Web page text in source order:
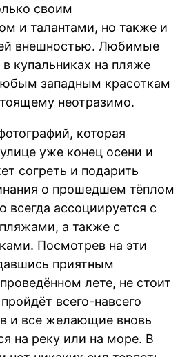
своим
и талантами, но также и
внешностью. Любимые
купальниках на пляже
западным красоткам
неотразимо.
которая
уже конец осени и
согреть и подарить
о прошедшем тёплом
всегда ассоциируется с
а также с
Посмотрев на эти
приятным
лете, не стоит
всего-навсего
и все желающие вновь
на реку или на море. В